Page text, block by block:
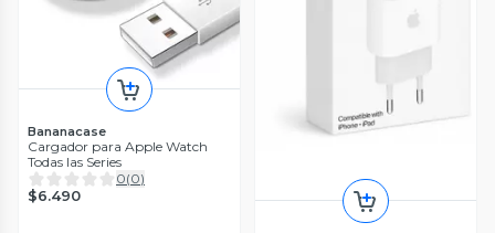
Bananacase
Cargador para Apple Watch
Todas las Series
0(0)
$6.490